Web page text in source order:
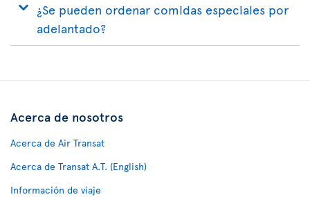
¿Se pueden ordenar comidas especiales por
adelantado?
Acerca de nosotros
Acerca de Air Transat
Acerca de Transat A.T. (English)
Información de viaje